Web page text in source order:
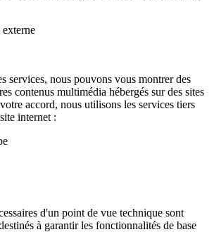
services, nous pouvons vous montrer des
contenus multimédia hébergés sur des sites
accord, nous utilisons les services tiers
internet :
d'un point de vue technique sont
à garantir les fonctionnalités de base